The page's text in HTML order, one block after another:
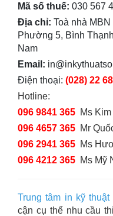
Mã số thuế: 030 567
Địa chỉ: Toà nhà
Phường 5, Bình
Nam
Email:
Điện thoại: (028) 22
Hotline:
096 9841 365 Ms
096 4657 365 Mr
096 2941 365 Ms
096 4212 365 Ms Mỹ
Trung tâm in kỹ thuật
cận cụ thể nhu cầu